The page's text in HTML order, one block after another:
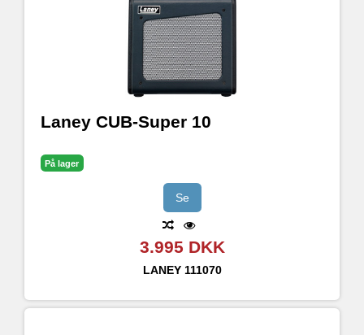
Laney CUB-Super 10
På lager
Se
3.995 DKK
LANEY 111070